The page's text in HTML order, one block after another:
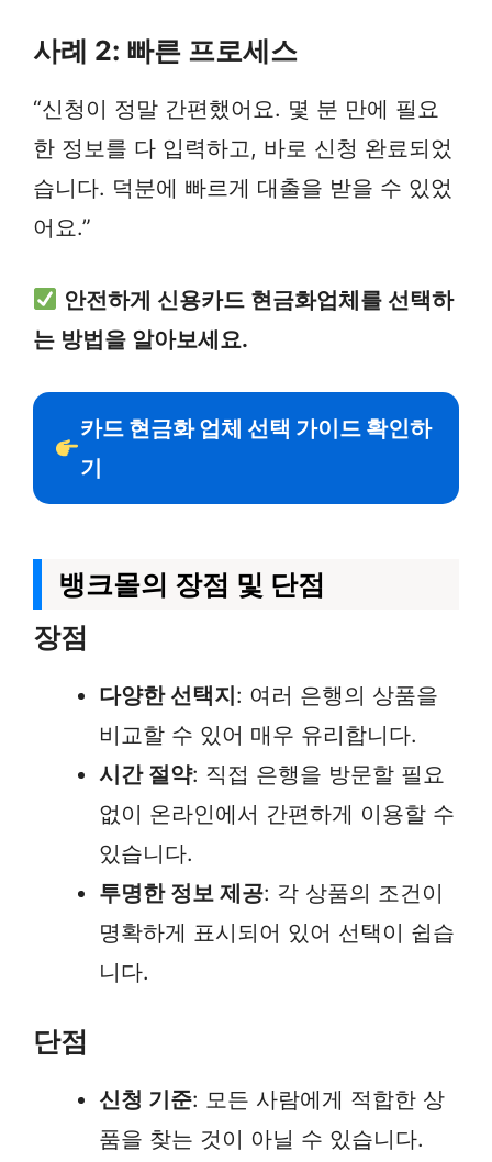
사례 2: 빠른 프로세스
“신청이 정말 간편했어요. 몇 분 만에 필요
한 정보를 다 입력하고, 바로 신청 완료되었
습니다. 덕분에 빠르게 대출을 받을 수 있었
어요.”
안전하게 신용카드 현금화업체를 선택하
는 방법을 알아보세요.
카드 현금화 업체 선택 가이드 확인하
기
뱅크몰의 장점 및 단점
장점
다양한 선택지: 여러 은행의 상품을
비교할 수 있어 매우 유리합니다.
시간 절약: 직접 은행을 방문할 필요
없이 온라인에서 간편하게 이용할 수
있습니다.
투명한 정보 제공: 각 상품의 조건이
명확하게 표시되어 있어 선택이 쉽습
니다.
단점
신청 기준: 모든 사람에게 적합한 상
품을 찾는 것이 아닐 수 있습니다.